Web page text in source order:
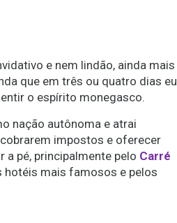
e nem lindão, ainda mais
que em três ou quatro dias eu
o espírito monegasco.
nação autônoma e atrai
impostos e oferecer
a pé, principalmente pelo Carré
hotéis mais famosos e pelos